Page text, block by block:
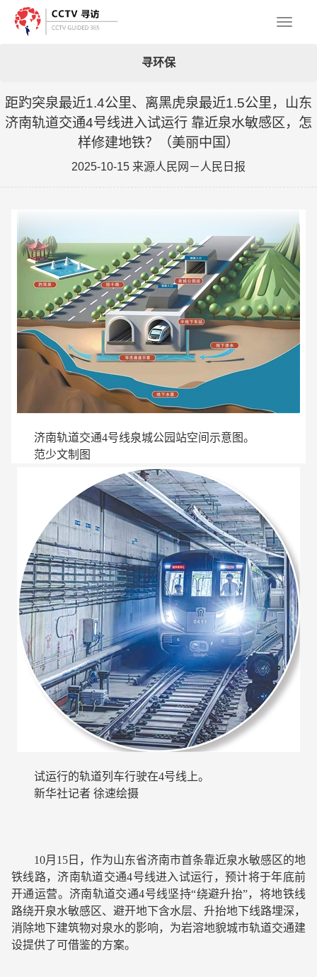
寻环保
距趵突泉最近1.4公里、离黑虎泉最近1.5公里，山东
济南轨道交通4号线进入试运行 靠近泉水敏感区，怎
样修建地铁？（美丽中国）
2025-10-15 来源人民网－人民日报
济南轨道交通4号线泉城公园站空间示意图。
范少文制图
试运行的轨道列车行驶在4号线上。
新华社记者 徐速绘摄
10月15日，作为山东省济南市首条靠近泉水敏感区的地
铁线路，济南轨道交通4号线进入试运行，预计将于年底前
开通运营。济南轨道交通4号线坚持“绕避升抬”，将地铁线
路绕开泉水敏感区、避开地下含水层、升抬地下线路埋深，
消除地下建筑物对泉水的影响，为岩溶地貌城市轨道交通建
设提供了可借鉴的方案。